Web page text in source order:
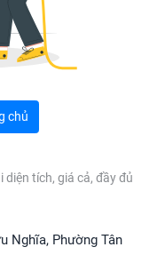
chủ
tích, giá cả, đầy đủ